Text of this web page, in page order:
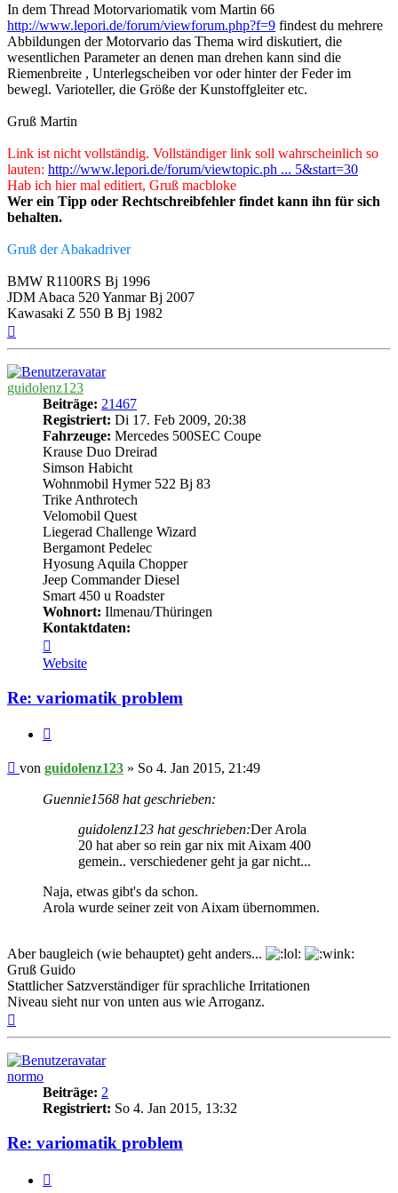
In dem Thread Motorvariomatik vom Martin 66
http://www.lepori.de/forum/viewforum.php?f=9 findest du mehrere
Abbildungen der Motorvario das Thema wird diskutiert, die
wesentlichen Parameter an denen man drehen kann sind die
Riemenbreite , Unterlegscheiben vor oder hinter der Feder im
bewegl. Varioteller, die Größe der Kunstoffgleiter etc.
Gruß Martin
Link ist nicht vollständig. Vollständiger link soll wahrscheinlich so
lauten: http://www.lepori.de/forum/viewtopic.ph ... 5&start=30
Hab ich hier mal editiert, Gruß macbloke
Wer ein Tipp oder Rechtschreibfehler findet kann ihn für sich
behalten.
Gruß der Abakadriver
BMW R1100RS Bj 1996
JDM Abaca 520 Yanmar Bj 2007
Kawasaki Z 550 B Bj 1982
guidolenz123
Beiträge: 21467
Registriert: Di 17. Feb 2009, 20:38
Fahrzeuge: Mercedes 500SEC Coupe
Krause Duo Dreirad
Simson Habicht
Wohnmobil Hymer 522 Bj 83
Trike Anthrotech
Velomobil Quest
Liegerad Challenge Wizard
Bergamont Pedelec
Hyosung Aquila Chopper
Jeep Commander Diesel
Smart 450 u Roadster
Wohnort: Ilmenau/Thüringen
Kontaktdaten:
von
guidolenz123
Website
Re: variomatik problem
Beitrag
von guidolenz123 » So 4. Jan 2015, 21:49
Guennie1568 hat geschrieben:
guidolenz123 hat geschrieben:Der Arola
20 hat aber so rein gar nix mit Aixam 400
gemein.. verschiedener geht ja gar nicht...
Naja, etwas gibt's da schon.
Arola wurde seiner zeit von Aixam übernommen.
Aber baugleich (wie behauptet) geht anders...
Gruß Guido
Stattlicher Satzverständiger für sprachliche Irritationen
Niveau sieht nur von unten aus wie Arroganz.
oben
normo
Beiträge: 2
Registriert: So 4. Jan 2015, 13:32
Re: variomatik problem